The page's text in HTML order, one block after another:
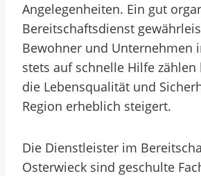
Angelegenheiten. Ein gut
Bereitschaftsdienst
Bewohner und Unternehmen
stets auf schnelle Hilfe zählen
die Lebensqualität und
Region erheblich steigert.
Die Dienstleister im
Osterwieck sind geschulte